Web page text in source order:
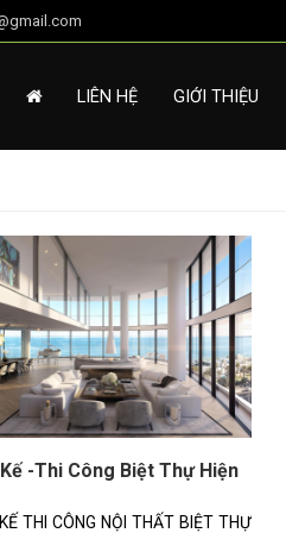
LIÊN HỆ GIỚI THIỆU
-Thi Công Biệt Thự Hiện
THI CÔNG NỘI THẤT BIỆT THỰ